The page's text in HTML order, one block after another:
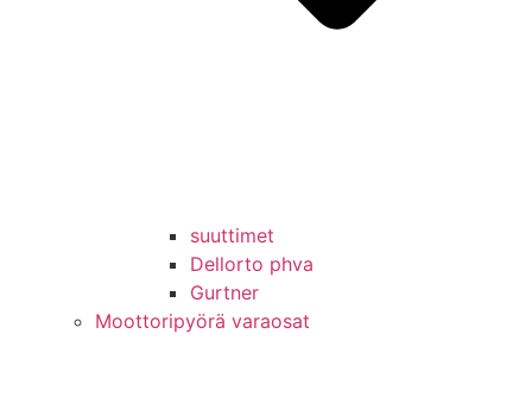
suuttimet
Dellorto phva
Gurtner
Moottoripyörä varaosat